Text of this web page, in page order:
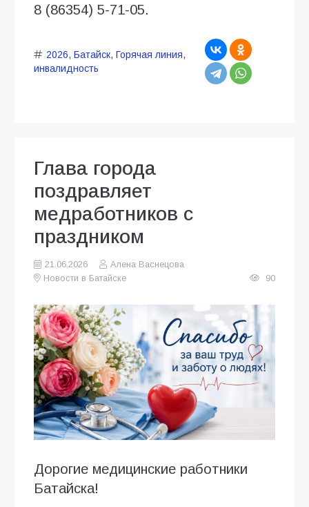
8 (86354) 5-71-05.
2026, Батайск, Горячая линия,
инвалидность
Глава города
поздравляет
медработников с
праздником
21.06.2026
Алена Васнецова
Новости в Батайске
90
Дорогие медицинские работники
Батайска!